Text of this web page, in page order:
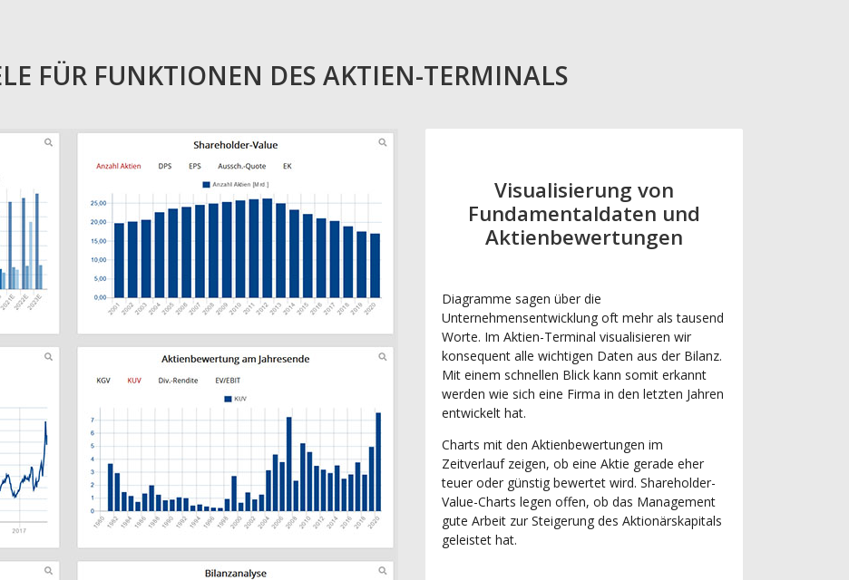
FÜR FUNKTIONEN DES AKTIEN-TERMINALS
Visualisierung von
Fundamentaldaten und
Aktienbewertungen
Diagramme sagen über die
Unternehmensentwicklung oft mehr als tausend
Worte. Im Aktien-Terminal visualisieren wir
konsequent alle wichtigen Daten aus der Bilanz.
Mit einem schnellen Blick kann somit erkannt
werden wie sich eine Firma in den letzten Jahren
entwickelt hat.
Charts mit den Aktienbewertungen im
Zeitverlauf zeigen, ob eine Aktie gerade eher
teuer oder günstig bewertet wird. Shareholder-
Value-Charts legen offen, ob das Management
gute Arbeit zur Steigerung des Aktionärskapitals
geleistet hat.